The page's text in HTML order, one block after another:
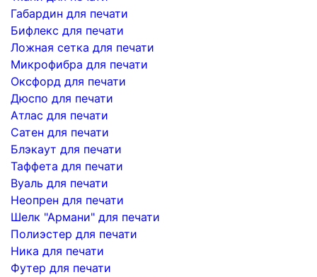
Габардин для печати
Бифлекс для печати
Ложная сетка для печати
Микрофибра для печати
Оксфорд для печати
Дюспо для печати
Атлас для печати
Сатен для печати
Блэкаут для печати
Таффета для печати
Вуаль для печати
Неопрен для печати
Шелк "Армани" для печати
Полиэстер для печати
Ника для печати
Футер для печати